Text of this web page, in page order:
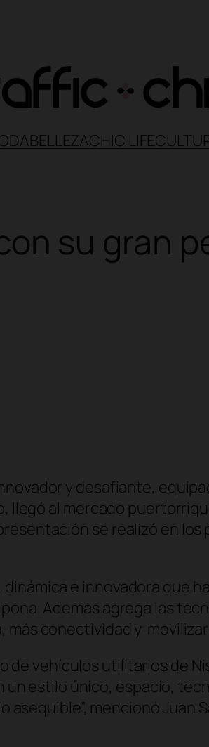
BELLEZACHIC LIFE
su gran
y desafiante,
al mercado
se realizó en
e innovadora que
Además agrega las
conectividad y
de vehículos utilitarios de
un estilo único, espacio,
asequible”, mencionó Juan